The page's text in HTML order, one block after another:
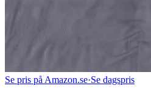
Se pris på Amazon.se·Se dagspris